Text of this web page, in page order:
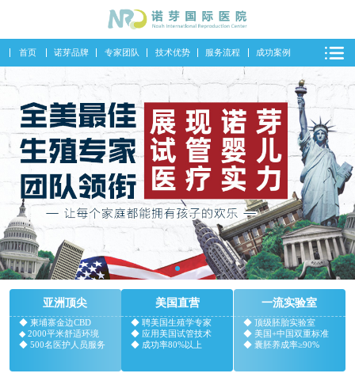
首页 诺芽品牌 专家团队 技术优势 服务流程 成功案例
亚洲顶尖
◆ 柬埔寨金边CBD
◆ 2000平米舒适环境
◆ 500名医护人员服务
美国直营
◆ 聘美国生殖学专家
◆ 应用美国试管技术
◆ 成功率80%以上
一流实验室
◆ 顶级胚胎实验室
◆ 美国+中国双重标准
◆ 囊胚养成率≥90%